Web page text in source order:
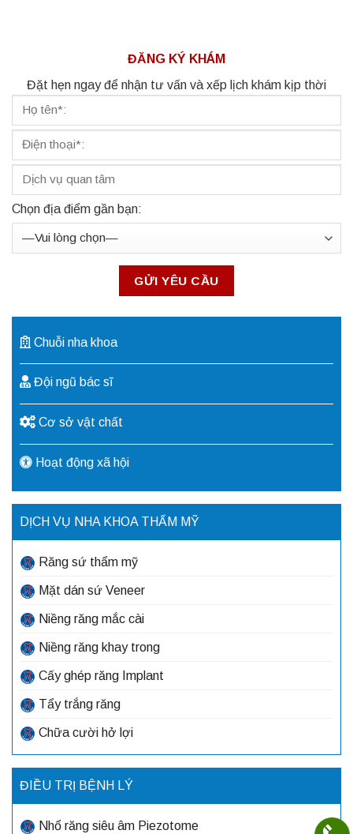
ĐĂNG KÝ KHÁM
Đặt hẹn ngay để nhận tư vấn và xếp lịch khám kịp thời
Chọn địa điểm gần bạn:
Chuỗi nha khoa
Đội ngũ bác sĩ
Cơ sở vật chất
Hoạt động xã hội
DỊCH VỤ NHA KHOA THẨM MỸ
Răng sứ thẩm mỹ
Mặt dán sứ Veneer
Niềng răng mắc cài
Niềng răng khay trong
Cấy ghép răng Implant
Tẩy trắng răng
Chữa cười hở lợi
ĐIỀU TRỊ BỆNH LÝ
Nhổ răng siêu âm Piezotome